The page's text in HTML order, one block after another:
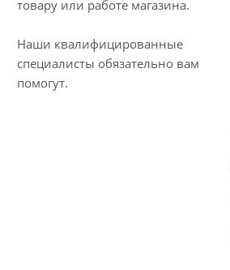
товару или работе магазина.
Наши квалифицированные
специалисты обязательно вам
помогут.